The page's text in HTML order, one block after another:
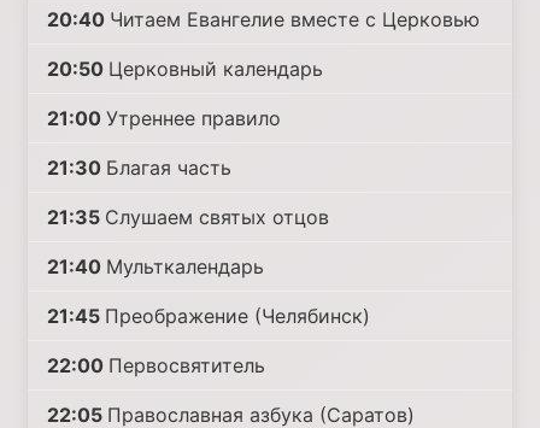
20:40 Читаем Евангелие вместе с Церковью
20:50 Церковный календарь
21:00 Утреннее правило
21:30 Благая часть
21:35 Слушаем святых отцов
21:40 Мульткалендарь
21:45 Преображение (Челябинск)
22:00 Первосвятитель
22:05 Православная азбука (Саратов)